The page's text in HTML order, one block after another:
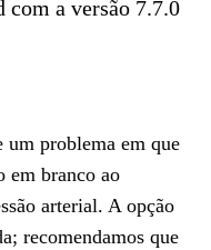
com a versão 7.7.0
um problema em que
em branco ao
arterial. A opção
recomendamos que